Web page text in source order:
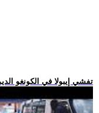
.. تفشي إيبولا في الكونغو